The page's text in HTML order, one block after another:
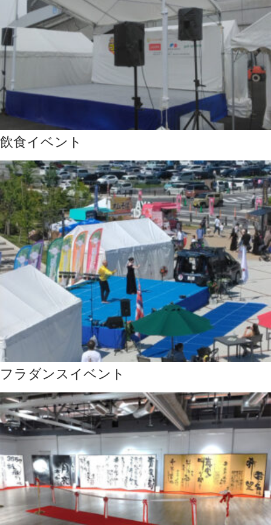
飲食イベント
フラダンスイベント